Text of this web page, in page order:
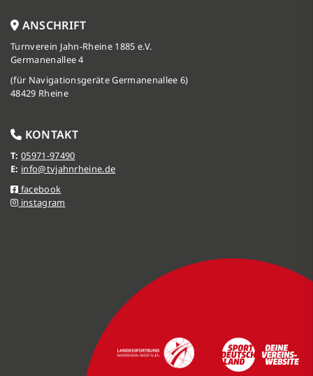
ANSCHRIFT
Turnverein Jahn-Rheine 1885 e.V.
Germanenallee 4
(für Navigationsgeräte Germanenallee 6)
48429 Rheine
KONTAKT
T: 05971-97490
E: info@tvjahnrheine.de
facebook
instagram